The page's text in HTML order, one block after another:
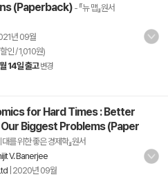
(Paperback) - 『뉴 맵』원서
년 09월
인 / 1,010원)
14일 출고 변경
for Hard Times : Better
Biggest Problems (Paper
대를 위한 좋은 경제학』원서
V. Banerjee
2020년 09월